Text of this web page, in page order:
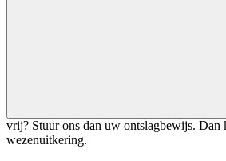
vrij? Stuur ons dan uw ontslagbewijs. Dan
wezenuitkering.